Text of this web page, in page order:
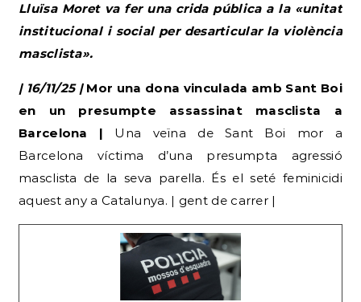
Lluïsa Moret va fer una crida pública a la «unitat
institucional i social per desarticular la violència
masclista».
| 16/11/25 |Mor una dona vinculada amb Sant Boi
en un presumpte assassinat masclista a
Barcelona | Una veïna de Sant Boi mor a
Barcelona víctima d’una presumpta agressió
masclista de la seva parella. És el seté feminicidi
aquest any a Catalunya. | gent de carrer |